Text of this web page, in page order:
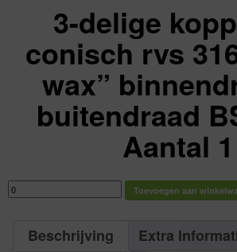
3-delige
conisch rvs
wax”
buitendraad
Aantal 1
3-
delige
koppeling
Toevoegen aan
Beschrijving
Extra